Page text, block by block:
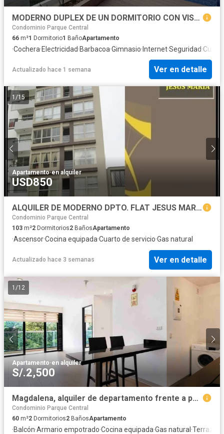
MODERNO DUPLEX DE UN DORMITORIO CON VISTA A PARQUE EN ALQUILER
Condominio Parque Central
66 m²1 Dormitorio1 BañoApartamento
·Cochera·Electricidad·Barbacoa·Gimnasio· Internet·Seguridad·
Actualizado hace 1 semana Ver en detalle
1 /15
Apartamento·en alquiler
USD850
ALQUILER DE MODERNO DPTO. FLAT JESUS MARIA - LIMA.
Condominio Parque Central
103 m²2 Dormitorios2 BañosApartamento
·Ascensor·Cocina equipada·Cuarto de servicio·Gas natural
Actualizado hace 3 semanas Ver en detalle
1 /12
Apartamento·en alquiler
S/.2,500
Magdalena, alquiler de departamento frente a parque
Condominio Parque Central
60 m²2 Dormitorios2 BañosApartamento
·Balcón·Armario empotrado·Cocina equipada·Gas natural ·Terraza